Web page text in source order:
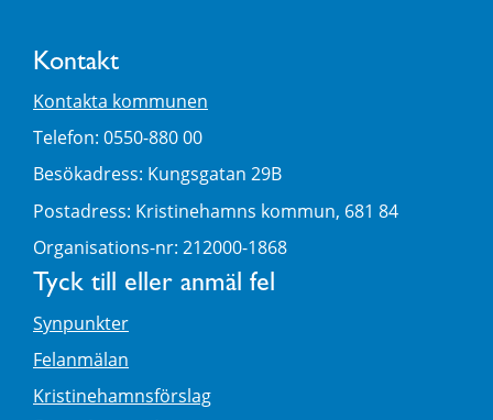
Kontakt
Kontakta kommunen
Telefon: 0550-880 00
Besökadress: Kungsgatan 29B
Postadress: Kristinehamns kommun, 681 84
Organisations-nr: 212000-1868
Tyck till eller anmäl fel
Synpunkter
Felanmälan
Kristinehamnsförslag